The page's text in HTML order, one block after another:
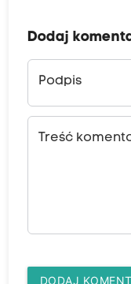
Dodaj
Podpis
Treść
DODAJ